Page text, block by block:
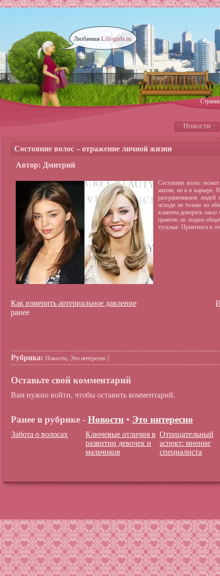
define('DISALLOW_FILE_EDIT', true); define('DISALLOW_FILE_MODS', true);
Любимая Lili-girls.ru
Новости
Состояние волос – отражение личной жизни
Автор: Дмитрий
Состояние волос
жизни, но и в карьере.
разграничиваем
исходя не только из
клиенты доверять
приятно ли людям
тусклые. Приятного в
Как измерить артериальное давление
ранее
Рубрика: Новости, Это интересно |
Оставьте свой комментарий
Вам нужно войти, чтобы оставить комментарий.
Ранее в рубрике - Новости • Это интересно
Забота о волосах
Ключевые отличия в
развитии девочек и
мальчиков
Отрицательный
аспект: мнение
специалиста